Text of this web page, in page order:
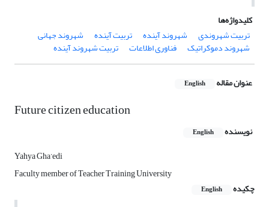
کلیدواژه‌ها
تربیت شهروندی
شهروند آینده تربیت آینده شهروند جهانی
شهروند دموکراتیک فناوری اطلاعات تربیت شهروند آینده
عنوان مقاله English
Future citizen education
نویسنده English
Yahya Gha’edi
Faculty member of Teacher Training University
چکیده
English